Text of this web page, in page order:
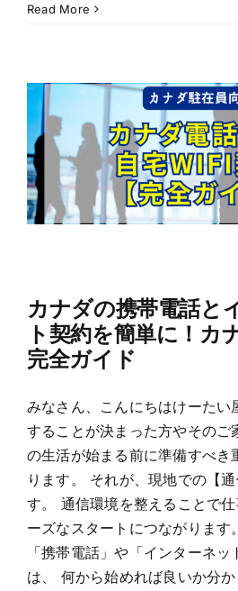
Read More
カナダの携帯電話と
ト契約を簡単に！カ
完全ガイド
みなさん、こんにちはけーたい
することが決まった方やそのご
の生活が始まる前に準備すべき
ります。 それが、現地での【
す。 通信環境を整えることで
ーズなスタートにつながります
「携帯電話」や「インターネ
は、 何から始めれば良いか分